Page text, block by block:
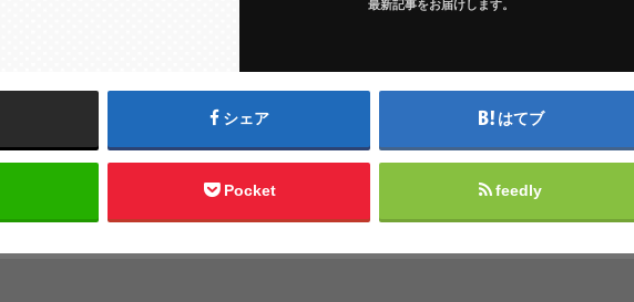
最新記事をお届けします。
シェア はてブ
Pocket feedly